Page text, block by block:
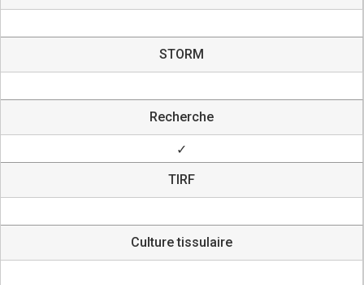
STORM
Recherche
✓
TIRF
Culture tissulaire